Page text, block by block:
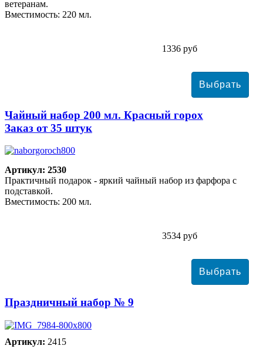
ветеранам.
Вместимость: 220 мл.
1336 руб
Чайный набор 200 мл. Красный горох
Заказ от 35 штук
Артикул: 2530
Практичный подарок - яркий чайный набор из фарфора с
подставкой.
Вместимость: 200 мл.
3534 руб
Праздничный набор № 9
Артикул: 2415